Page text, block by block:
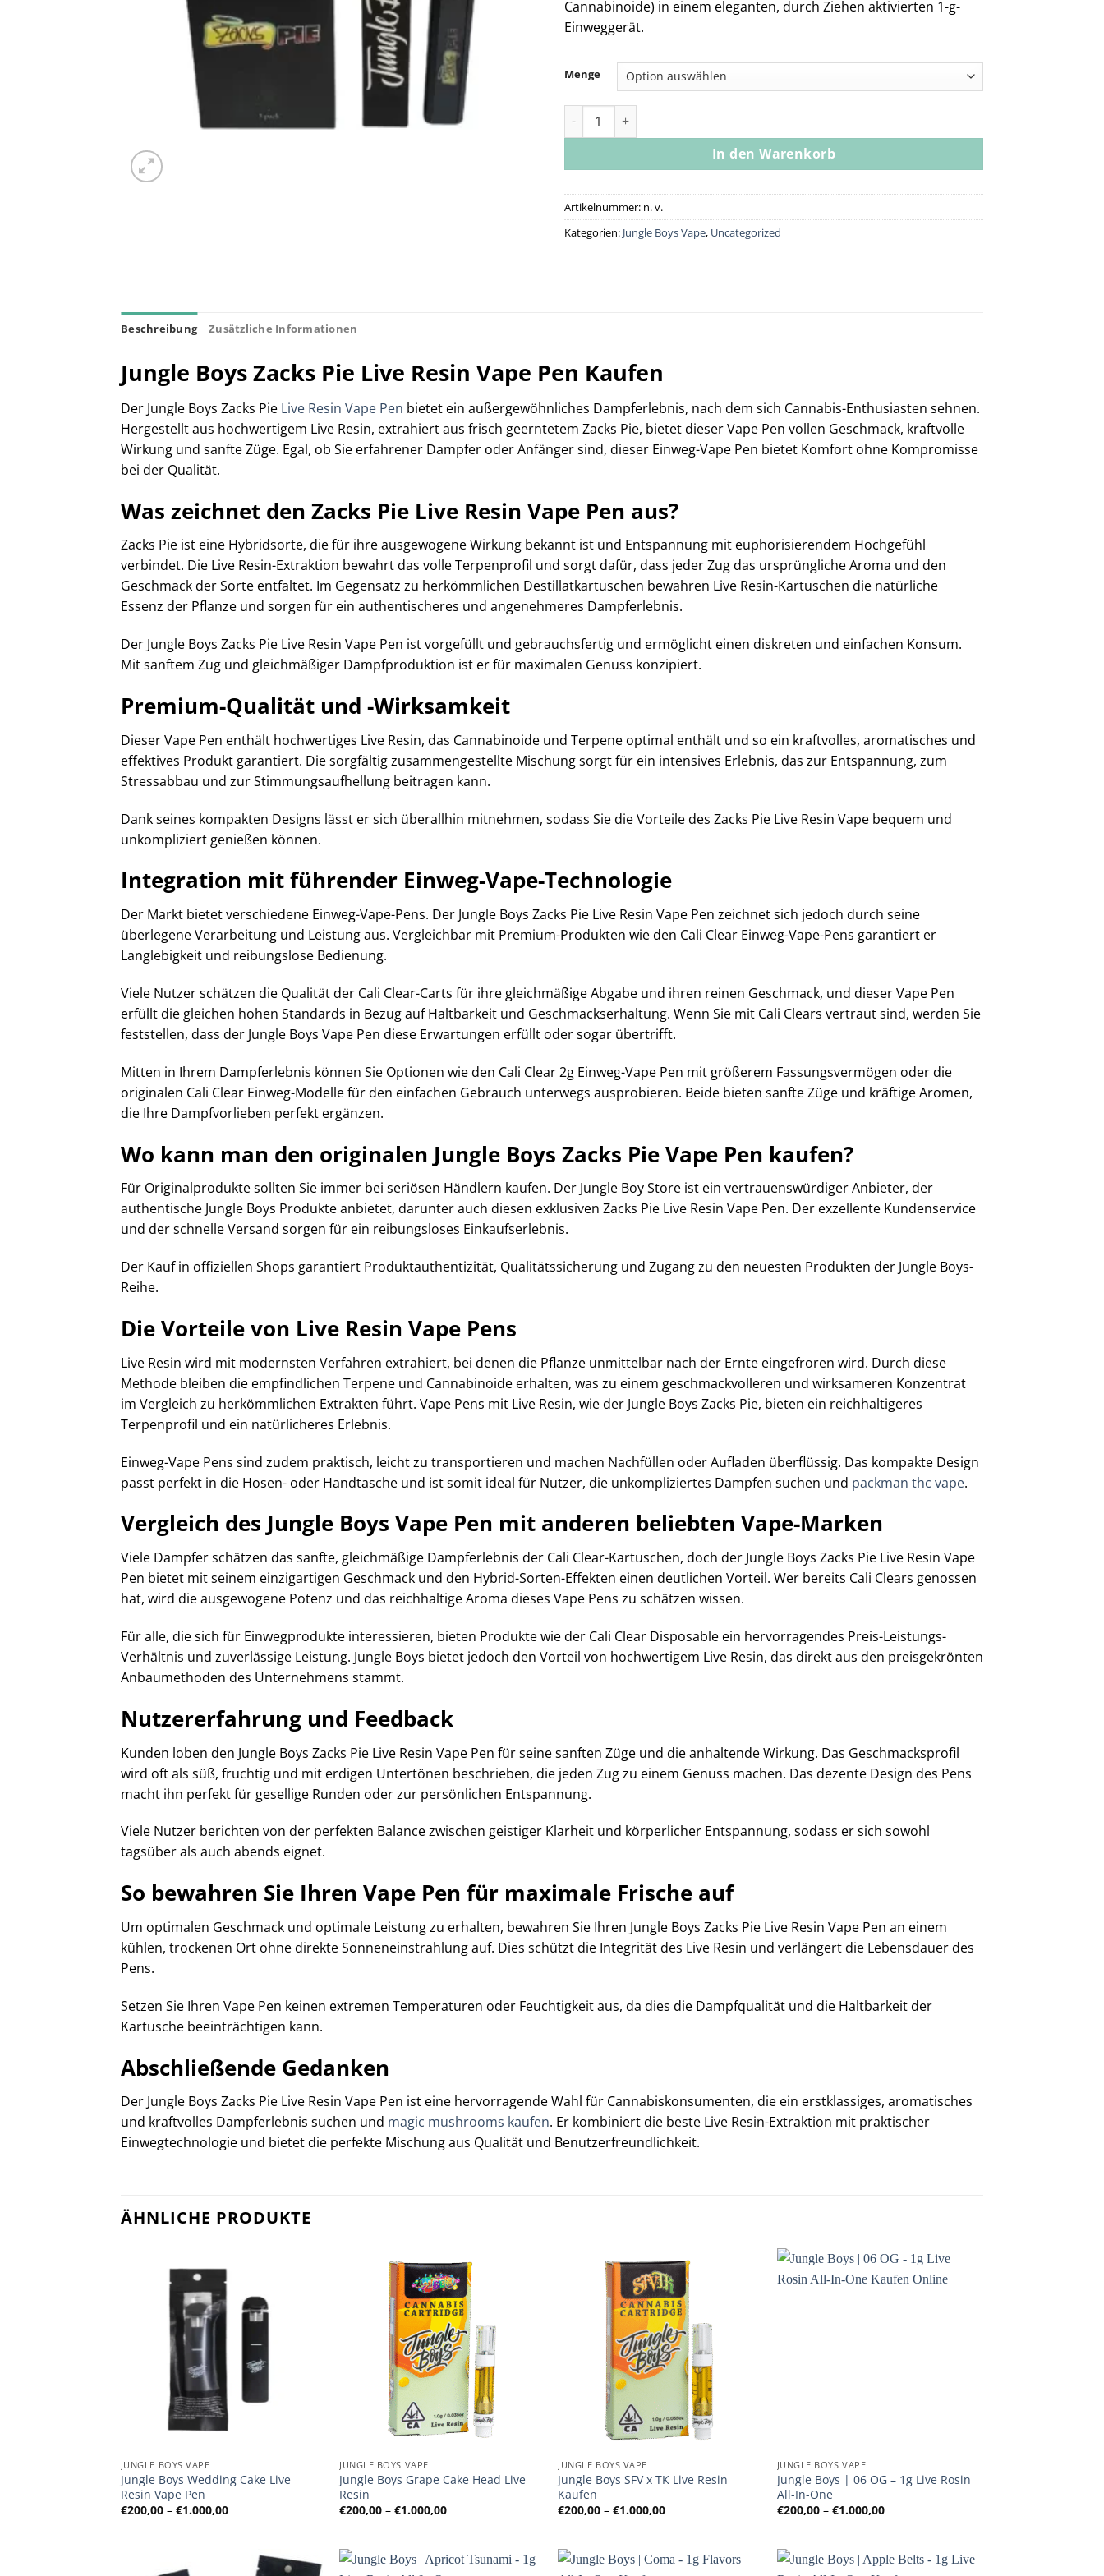
Cannabinoide) in einem eleganten, durch Ziehen aktivierten 1-g-
Einweggerät.
Menge
Jungle Boys Zacks Pie Live Resin Vape Pen Menge
In den Warenkorb
Artikelnummer: n. v.
Kategorien: Jungle Boys Vape, Uncategorized
Beschreibung Zusätzliche Informationen
Jungle Boys Zacks Pie Live Resin Vape Pen Kaufen
Der Jungle Boys Zacks Pie Live Resin Vape Pen bietet ein außergewöhnliches Dampferlebnis, nach dem sich Cannabis-Enthusiasten sehnen.
Hergestellt aus hochwertigem Live Resin, extrahiert aus frisch geerntetem Zacks Pie, bietet dieser Vape Pen vollen Geschmack, kraftvolle
Wirkung und sanfte Züge. Egal, ob Sie erfahrener Dampfer oder Anfänger sind, dieser Einweg-Vape Pen bietet Komfort ohne Kompromisse
bei der Qualität.
Was zeichnet den Zacks Pie Live Resin Vape Pen aus?
Zacks Pie ist eine Hybridsorte, die für ihre ausgewogene Wirkung bekannt ist und Entspannung mit euphorisierendem Hochgefühl
verbindet. Die Live Resin-Extraktion bewahrt das volle Terpenprofil und sorgt dafür, dass jeder Zug das ursprüngliche Aroma und den
Geschmack der Sorte entfaltet. Im Gegensatz zu herkömmlichen Destillatkartuschen bewahren Live Resin-Kartuschen die natürliche
Essenz der Pflanze und sorgen für ein authentischeres und angenehmeres Dampferlebnis.
Der Jungle Boys Zacks Pie Live Resin Vape Pen ist vorgefüllt und gebrauchsfertig und ermöglicht einen diskreten und einfachen Konsum.
Mit sanftem Zug und gleichmäßiger Dampfproduktion ist er für maximalen Genuss konzipiert.
Premium-Qualität und -Wirksamkeit
Dieser Vape Pen enthält hochwertiges Live Resin, das Cannabinoide und Terpene optimal enthält und so ein kraftvolles, aromatisches und
effektives Produkt garantiert. Die sorgfältig zusammengestellte Mischung sorgt für ein intensives Erlebnis, das zur Entspannung, zum
Stressabbau und zur Stimmungsaufhellung beitragen kann.
Dank seines kompakten Designs lässt er sich überallhin mitnehmen, sodass Sie die Vorteile des Zacks Pie Live Resin Vape bequem und
unkompliziert genießen können.
Integration mit führender Einweg-Vape-Technologie
Der Markt bietet verschiedene Einweg-Vape-Pens. Der Jungle Boys Zacks Pie Live Resin Vape Pen zeichnet sich jedoch durch seine
überlegene Verarbeitung und Leistung aus. Vergleichbar mit Premium-Produkten wie den Cali Clear Einweg-Vape-Pens garantiert er
Langlebigkeit und reibungslose Bedienung.
Viele Nutzer schätzen die Qualität der Cali Clear-Carts für ihre gleichmäßige Abgabe und ihren reinen Geschmack, und dieser Vape Pen
erfüllt die gleichen hohen Standards in Bezug auf Haltbarkeit und Geschmackserhaltung. Wenn Sie mit Cali Clears vertraut sind, werden Sie
feststellen, dass der Jungle Boys Vape Pen diese Erwartungen erfüllt oder sogar übertrifft.
Mitten in Ihrem Dampferlebnis können Sie Optionen wie den Cali Clear 2g Einweg-Vape Pen mit größerem Fassungsvermögen oder die
originalen Cali Clear Einweg-Modelle für den einfachen Gebrauch unterwegs ausprobieren. Beide bieten sanfte Züge und kräftige Aromen,
die Ihre Dampfvorlieben perfekt ergänzen.
Wo kann man den originalen Jungle Boys Zacks Pie Vape Pen kaufen?
Für Originalprodukte sollten Sie immer bei seriösen Händlern kaufen. Der Jungle Boy Store ist ein vertrauenswürdiger Anbieter, der
authentische Jungle Boys Produkte anbietet, darunter auch diesen exklusiven Zacks Pie Live Resin Vape Pen. Der exzellente Kundenservice
und der schnelle Versand sorgen für ein reibungsloses Einkaufserlebnis.
Der Kauf in offiziellen Shops garantiert Produktauthentizität, Qualitätssicherung und Zugang zu den neuesten Produkten der Jungle Boys-
Reihe.
Die Vorteile von Live Resin Vape Pens
Live Resin wird mit modernsten Verfahren extrahiert, bei denen die Pflanze unmittelbar nach der Ernte eingefroren wird. Durch diese
Methode bleiben die empfindlichen Terpene und Cannabinoide erhalten, was zu einem geschmackvolleren und wirksameren Konzentrat
im Vergleich zu herkömmlichen Extrakten führt. Vape Pens mit Live Resin, wie der Jungle Boys Zacks Pie, bieten ein reichhaltigeres
Terpenprofil und ein natürlicheres Erlebnis.
Einweg-Vape Pens sind zudem praktisch, leicht zu transportieren und machen Nachfüllen oder Aufladen überflüssig. Das kompakte Design
passt perfekt in die Hosen- oder Handtasche und ist somit ideal für Nutzer, die unkompliziertes Dampfen suchen und packman thc vape.
Vergleich des Jungle Boys Vape Pen mit anderen beliebten Vape-Marken
Viele Dampfer schätzen das sanfte, gleichmäßige Dampferlebnis der Cali Clear-Kartuschen, doch der Jungle Boys Zacks Pie Live Resin Vape
Pen bietet mit seinem einzigartigen Geschmack und den Hybrid-Sorten-Effekten einen deutlichen Vorteil. Wer bereits Cali Clears genossen
hat, wird die ausgewogene Potenz und das reichhaltige Aroma dieses Vape Pens zu schätzen wissen.
Für alle, die sich für Einwegprodukte interessieren, bieten Produkte wie der Cali Clear Disposable ein hervorragendes Preis-Leistungs-
Verhältnis und zuverlässige Leistung. Jungle Boys bietet jedoch den Vorteil von hochwertigem Live Resin, das direkt aus den preisgekrönten
Anbaumethoden des Unternehmens stammt.
Nutzererfahrung und Feedback
Kunden loben den Jungle Boys Zacks Pie Live Resin Vape Pen für seine sanften Züge und die anhaltende Wirkung. Das Geschmacksprofil
wird oft als süß, fruchtig und mit erdigen Untertönen beschrieben, die jeden Zug zu einem Genuss machen. Das dezente Design des Pens
macht ihn perfekt für gesellige Runden oder zur persönlichen Entspannung.
Viele Nutzer berichten von der perfekten Balance zwischen geistiger Klarheit und körperlicher Entspannung, sodass er sich sowohl
tagsüber als auch abends eignet.
So bewahren Sie Ihren Vape Pen für maximale Frische auf
Um optimalen Geschmack und optimale Leistung zu erhalten, bewahren Sie Ihren Jungle Boys Zacks Pie Live Resin Vape Pen an einem
kühlen, trockenen Ort ohne direkte Sonneneinstrahlung auf. Dies schützt die Integrität des Live Resin und verlängert die Lebensdauer des
Pens.
Setzen Sie Ihren Vape Pen keinen extremen Temperaturen oder Feuchtigkeit aus, da dies die Dampfqualität und die Haltbarkeit der
Kartusche beeinträchtigen kann.
Abschließende Gedanken
Der Jungle Boys Zacks Pie Live Resin Vape Pen ist eine hervorragende Wahl für Cannabiskonsumenten, die ein erstklassiges, aromatisches
und kraftvolles Dampferlebnis suchen und magic mushrooms kaufen. Er kombiniert die beste Live Resin-Extraktion mit praktischer
Einwegtechnologie und bietet die perfekte Mischung aus Qualität und Benutzerfreundlichkeit.
ÄHNLICHE PRODUKTE
JUNGLE BOYS VAPE
Jungle Boys Wedding Cake Live
Resin Vape Pen
€200,00 – €1.000,00Preisspanne:
JUNGLE BOYS VAPE
Jungle Boys Grape Cake Head Live
Resin
€200,00 –€1.000,00Preisspanne:
JUNGLE BOYS VAPE
Jungle Boys SFV x TK Live Resin
Kaufen
€200,00 –€1.000,00Preisspanne:
JUNGLE BOYS VAPE
Jungle Boys | 06 OG – 1g Live Rosin
All-In-One
€200,00 – €1.000,00Preisspanne: